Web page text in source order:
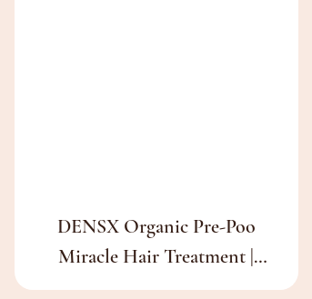
DENSX Organic Pre-Poo
Miracle Hair Treatment |
Penghilang Kusut Tanpa Ribet &